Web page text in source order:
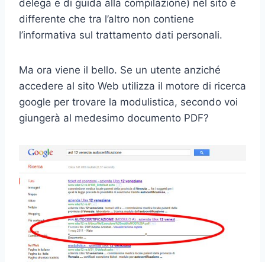
delega e di guida alla compilazione) nel sito è
differente che tra l’altro non contiene
l’informativa sul trattamento dati personali.
Ma ora viene il bello. Se un utente anziché
accedere al sito Web utilizza il motore di ricerca
google per trovare la modulistica, secondo voi
giungerà al medesimo documento PDF?